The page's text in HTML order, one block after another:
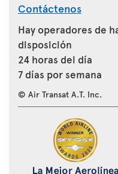
Contáctenos
Hay operadores de
disposición
24 horas del día
7 días por semana
© Air Transat A.T. Inc.